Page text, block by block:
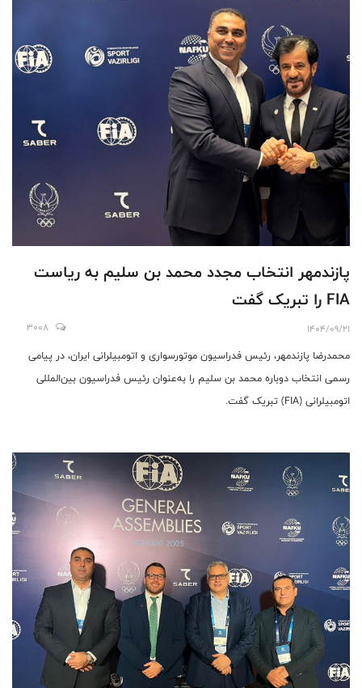
پازندمهر انتخاب مجدد محمد بن سلیم به ریاست
FIA را تبریک گفت
1404/09/21
3008
محمدرضا پازندمهر، رئیس فدراسیون موتورسواری و اتومبیلرانی ایران، در پیامی
رسمی انتخاب دوباره محمد بن سلیم را به‌عنوان رئیس فدراسیون بین‌المللی
اتومبیلرانی (FIA) تبریک گفت.